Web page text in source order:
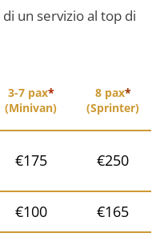
un servizio al top di
3-7 pax*
(Minivan)
8 pax*
(Sprinter)
€175 €250
€100 €165